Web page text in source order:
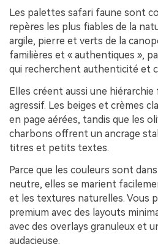
Les palettes safari faune sont
repères les plus fiables de la
argile, pierre et verts de la
familières et « authentiques »,
qui recherchent authenticité et
Elles créent aussi une
agressif. Les beiges et crèmes
en page aérées, tandis que les
charbons offrent un ancrage
titres et petits textes.
Parce que les couleurs sont
neutre, elles se marient
et les textures naturelles. Vous
premium avec des layouts
avec des overlays granuleux et
audacieuse.